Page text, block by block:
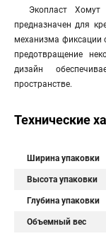
Экопласт
предназначен для
механизма фиксации
предотвращение
дизайн
пространстве.
Технические
Ширина упаковки
Высота упаковки
Глубина упаковки
Объемный вес